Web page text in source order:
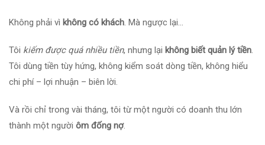
Không phải vì không có khách. Mà ngược lại…
Tôi kiếm được quá nhiều tiền, nhưng lại không biết quản lý tiền.
Tôi dùng tiền tùy hứng, không kiểm soát dòng tiền, không hiểu
chi phí – lợi nhuận – biên lời.
Và rồi chỉ trong vài tháng, tôi từ một người có doanh thu lớn
thành một người ôm đống nợ.